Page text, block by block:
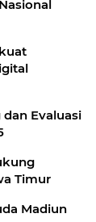
Evaluasi
Timur
Madiun